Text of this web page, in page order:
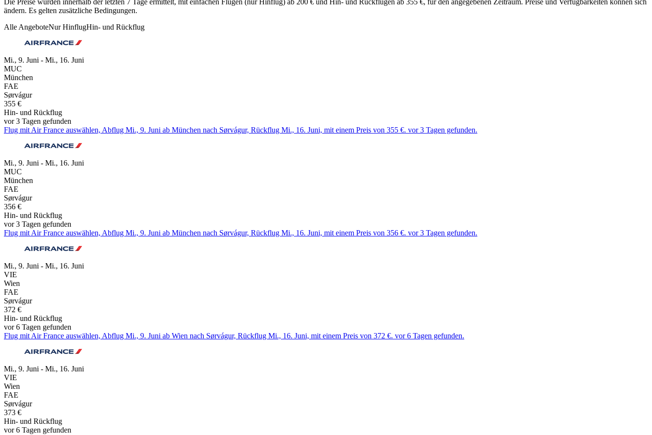
ändern. Es gelten zusätzliche Bedingungen.
Alle AngeboteNur HinflugHin- und Rückflug
Mi., 9. Juni - Mi., 16. Juni
MUC
München
FAE
Sørvágur
355 €
Hin- und Rückflug
vor 3 Tagen gefunden
Flug mit Air France auswählen, Abflug Mi., 9. Juni ab München nach Sørvágur, Rückflug Mi., 16. Juni, mit einem Preis von 355 €. vor 3 Tagen gefunden.
Mi., 9. Juni - Mi., 16. Juni
MUC
München
FAE
Sørvágur
356 €
Hin- und Rückflug
vor 3 Tagen gefunden
Flug mit Air France auswählen, Abflug Mi., 9. Juni ab München nach Sørvágur, Rückflug Mi., 16. Juni, mit einem Preis von 356 €. vor 3 Tagen gefunden.
Mi., 9. Juni - Mi., 16. Juni
VIE
Wien
FAE
Sørvágur
372 €
Hin- und Rückflug
vor 6 Tagen gefunden
Flug mit Air France auswählen, Abflug Mi., 9. Juni ab Wien nach Sørvágur, Rückflug Mi., 16. Juni, mit einem Preis von 372 €. vor 6 Tagen gefunden.
Mi., 9. Juni - Mi., 16. Juni
VIE
Wien
FAE
Sørvágur
373 €
Hin- und Rückflug
vor 6 Tagen gefunden